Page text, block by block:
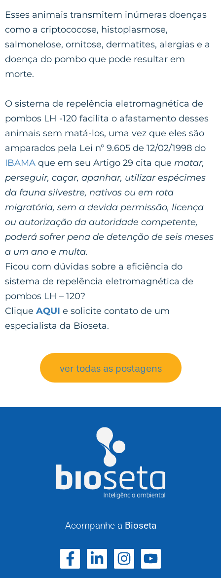
Esses animais transmitem inúmeras doenças
como a criptococose, histoplasmose,
salmonelose, ornitose, dermatites, alergias e a
doença do pombo que pode resultar em
morte.
O sistema de repelência eletromagnética de
pombos LH -120 facilita o afastamento desses
animais sem matá-los, uma vez que eles são
amparados pela Lei nº 9.605 de 12/02/1998 do
IBAMA que em seu Artigo 29 cita que matar,
perseguir, caçar, apanhar, utilizar espécimes
da fauna silvestre, nativos ou em rota
migratória, sem a devida permissão, licença
ou autorização da autoridade competente,
poderá sofrer pena de detenção de seis meses
a um ano e multa.
Ficou com dúvidas sobre a eficiência do
sistema de repelência eletromagnética de
pombos LH – 120?
Clique AQUI e solicite contato de um
especialista da Bioseta.
ver todas as postagens
Acompanhe a Bioseta